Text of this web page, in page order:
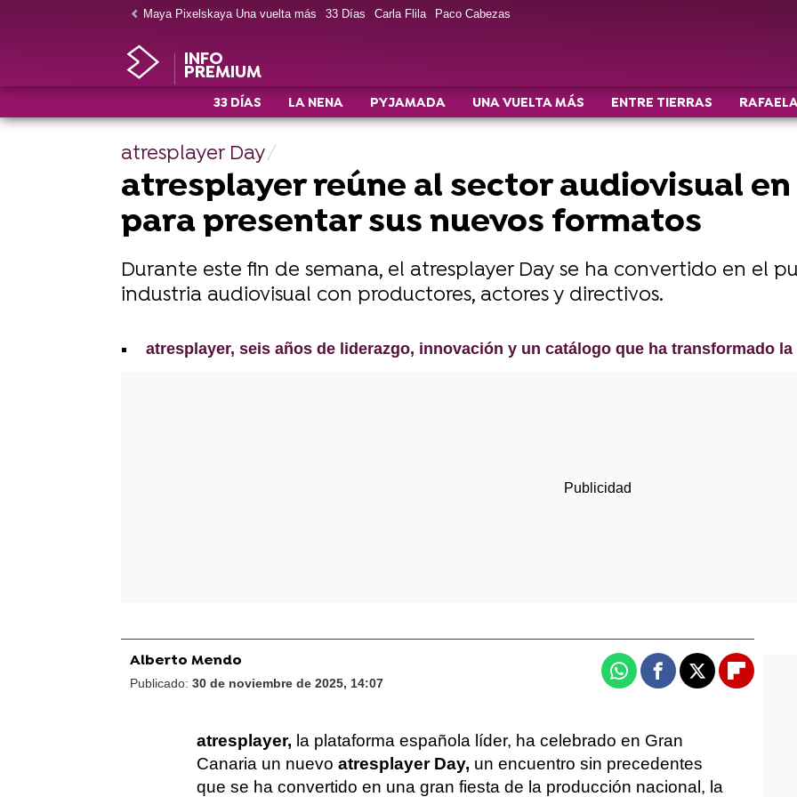
Maya Pixelskaya Una vuelta más 33 Días Carla Flila Paco Cabezas
INFO
PREMIUM
33 DÍAS LA NENA PYJAMADA UNA VUELTA MÁS ENTRE TIERRAS
atresplayer Day
atresplayer reúne al sector audiovisual en
para presentar sus nuevos formatos
Durante este fin de semana, el atresplayer Day se ha convertido en el
industria audiovisual con productores, actores y directivos.
atresplayer, seis años de liderazgo, innovación y un catálogo que ha transformado
Alberto Mendo
Publicado: 30 de noviembre de 2025, 14:07 WhatsappFacebook
X
atresplayer, la plataforma española líder, ha celebrado en Gran
Canaria un nuevo atresplayer Day, un encuentro sin precedentes
que se ha convertido en una gran fiesta de la producción nacional, la